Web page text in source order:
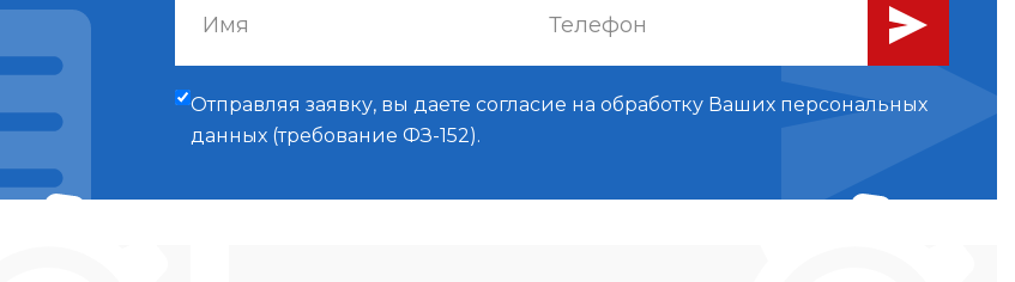
Отправляя заявку, вы даете согласие на обработку Ваших персональных
данных (требование ФЗ-152).